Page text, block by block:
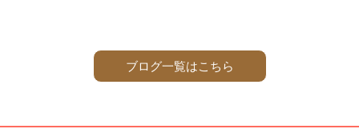
ブログ一覧はこちら